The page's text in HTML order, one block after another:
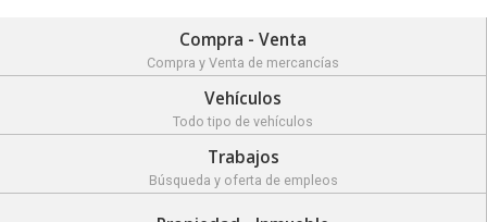
Compra - Venta
Compra y Venta de mercancías
Vehículos
Todo tipo de vehículos
Trabajos
Búsqueda y oferta de empleos